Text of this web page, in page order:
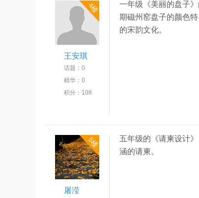
4楼
王安琪
话题： 0
精华： 0
积分： 108
一年级《美丽的盘子
期磁州窑盘子的颜色
的宋韵文化。
5楼
屠滢
五年级的《请柬设计
涵的请柬。